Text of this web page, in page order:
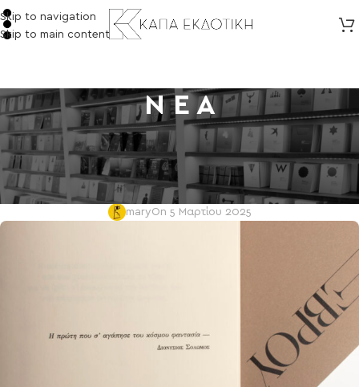
Skip to navigation
Skip to main content
Ν Ε Α
ΕΚΔΗΛΩΣΕΙΣ
ΔΟΞΑ ΕΒΡΟΥ ΤΗΣ ΕΙΡΗΝΗΣ
ΓΙΑΝΝΑΚΗ ΣΤΟ zátopek
maryOn 5 Μαρτίου 2025